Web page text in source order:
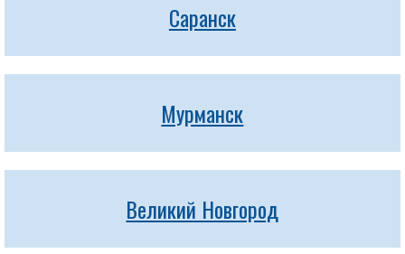
Саранск
Мурманск
Великий Новгород